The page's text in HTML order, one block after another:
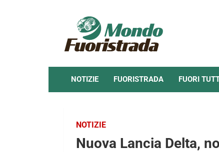
NOTIZIE FUORISTRADA FUORI
NOTIZIE
Nuova Lancia Delta,